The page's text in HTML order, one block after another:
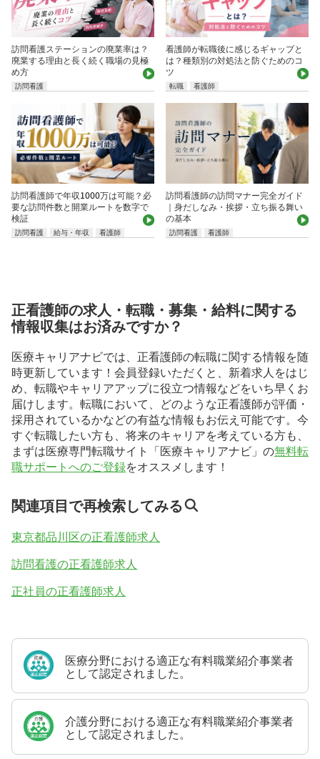
訪問看護ステーションの廃業率は？
廃業する理由と長く続く職場の見極
め方
訪問看護
看護師が転職後に感じるギャップと
は？種類別の対処法と防ぐためのコ
ツ
転職 看護師
訪問看護師で年収1000万は可能？必
要な訪問件数と開業ルートを数字で
検証
訪問看護 給与・年収 看護師
訪問看護師の訪問マナー完全ガイド
｜身だしなみ・挨拶・立ち振る舞い
の基本
訪問看護 看護師
正看護師の求人・転職・募集・給料に関する
情報収集はお済みですか？
医療キャリアナビでは、正看護師の転職に関する情報を随
時更新しています！会員登録いただくと、新着求人をはじ
め、転職やキャリアアップに役立つ情報などをいち早くお
届けします。転職において、どのような正看護師が評価・
採用されているかなどの有益な情報もお伝え可能です。今
すぐ転職したい方も、将来のキャリアを考えている方も、
まずは医療専門転職サイト「医療キャリアナビ」の無料転
職サポートへのご登録をオススメします！
関連項目で再検索してみる
東京都品川区の正看護師求人
訪問看護の正看護師求人
正社員の正看護師求人
医療分野における適正な有料職業紹介事業者
として認定されました。
介護分野における適正な有料職業紹介事業者
として認定されました。